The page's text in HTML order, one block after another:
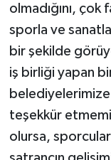
olmadığını, çok
sporla ve sanatla
bir şekilde
iş birliği yapan
belediyelerimize
teşekkür
olursa,